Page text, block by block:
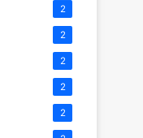
2
2
2
2
2